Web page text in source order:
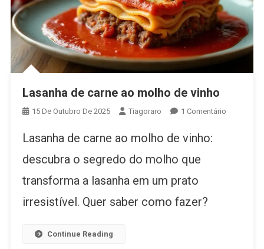
Lasanha de carne ao molho de vinho
15 De Outubro De 2025 Tiagoraro 1 Comentário
Lasanha de carne ao molho de vinho:
descubra o segredo do molho que
transforma a lasanha em um prato
irresistível. Quer saber como fazer?
Continue Reading